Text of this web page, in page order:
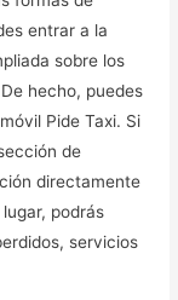
entrar a la
sobre los
hecho, puedes
Pide Taxi. Si
de
directamente
podrás
servicios